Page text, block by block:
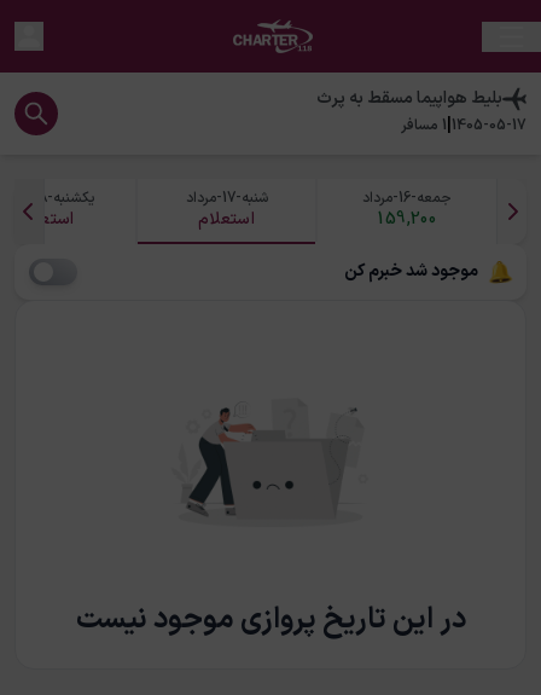
بلیط هواپیمامسقط به پرث
1405-05-17
|
1 مسافر
جمعه-16-مرداد
159,200
شنبه-17-مرداد
استعلام
یکشنبه-18-مرداد
استعلام
موجود شد خبرم کن
در این تاریخ پروازی موجود نیست